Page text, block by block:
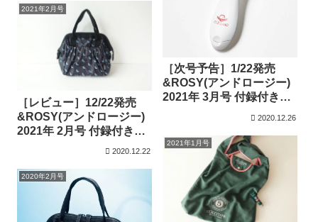
［次号予告］1/22発売
&ROSY(アンドロージー)
2021年 3月号 付録付き雑
2020.12.26
2021年2月号
［レビュー］12/22発売
&ROSY(アンドロージー)
2021年 2月号 付録付き雑
2020.12.22
2021年1月号
2020年2月号